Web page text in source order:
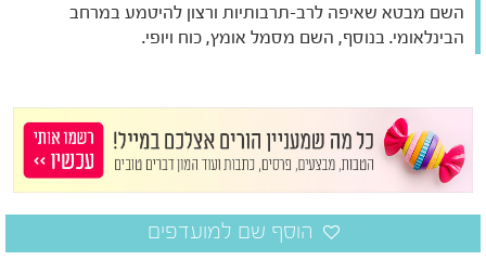
השם מבטא שאיפה לרב-תרבותיות ורצון להיטמע במרחב
הבינלאומי. בנוסף, השם מסמל אומץ, כוח ויופי.